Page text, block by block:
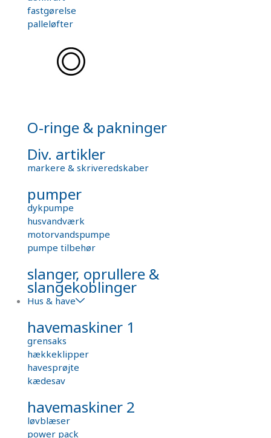
fastgørelse
palleløfter
O-ringe & pakninger
Div. artikler
markere & skriveredskaber
pumper
dykpumpe
husvandværk
motorvandspumpe
pumpe tilbehør
slanger, oprullere &
slangekoblinger
Hus & have
havemaskiner 1
grensaks
hækkeklipper
havesprøjte
kædesav
havemaskiner 2
løvblæser
power pack